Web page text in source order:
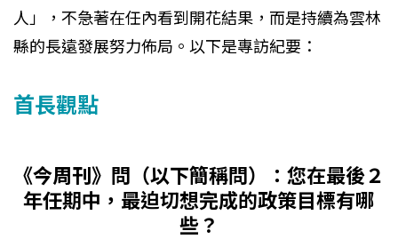
人」，不急著在任內看到開花結果，而是持續為雲林
縣的長遠發展努力佈局。以下是專訪紀要：
首長觀點
《今周刊》問（以下簡稱問）：您在最後２
年任期中，最迫切想完成的政策目標有哪
些？